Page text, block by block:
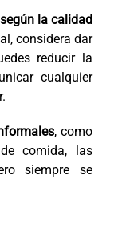
la calidad
considera dar
reducir la
cualquier
, como
comida, las
siempre se